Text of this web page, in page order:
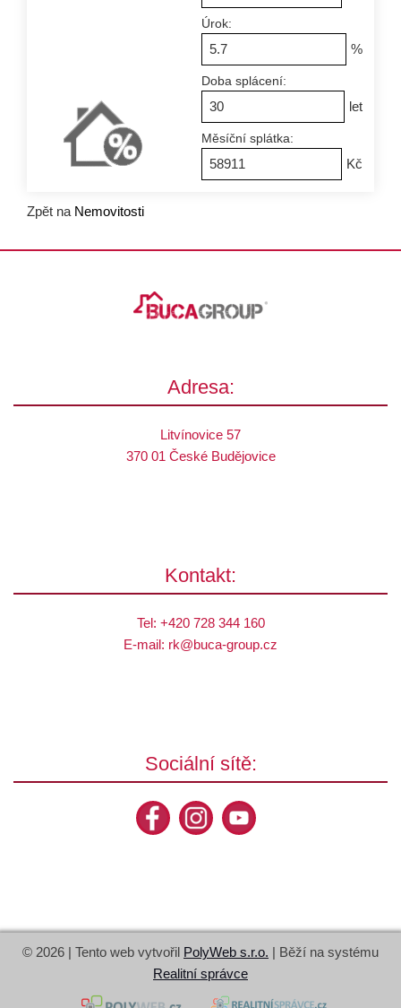
Úrok:
%
Doba splácení:
let
Měsíční splátka:
Kč
Zpět na Nemovitosti
Adresa:
Litvínovice 57
370 01 České Budějovice
Kontakt:
Tel: +420 728 344 160
E-mail: rk@buca-group.cz
Sociální sítě:
© 2026 | Tento web vytvořil PolyWeb s.r.o. | Běží na systému
Realitní správce